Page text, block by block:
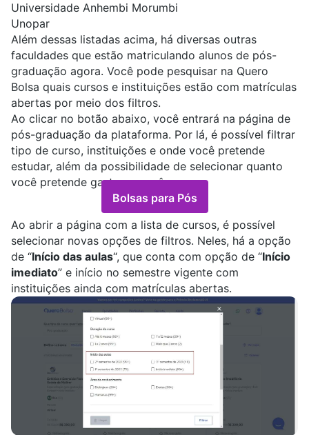
Universidade Anhembi Morumbi
Unopar
Além dessas listadas acima, há diversas outras
faculdades que estão matriculando alunos de pós-
graduação agora. Você pode pesquisar na Quero
Bolsa quais cursos e instituições estão com matrículas
abertas por meio dos filtros.
Ao clicar no botão abaixo, você entrará na página de
pós-graduação da plataforma. Por lá, é possível filtrar
tipo de curso, instituições e onde você pretende
estudar, além da possibilidade de selecionar quanto
você pretende gastar por mês.
Bolsas para Pós
Ao abrir a página com a lista de cursos, é possível
selecionar novas opções de filtros. Neles, há a opção
de “Início das aulas“, que conta com opção de “Início
imediato” e início no semestre vigente com
instituições ainda com matrículas abertas.